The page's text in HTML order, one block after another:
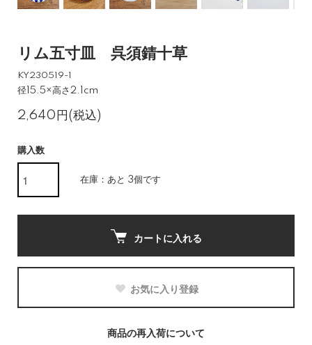
リム五寸皿 呉須錆十草
KY230519-1
径15.5×高さ2.1cm
2,640円(税込)
購入数
在庫：あと 3個です
カートに入れる
お気に入り登録
商品の再入荷について